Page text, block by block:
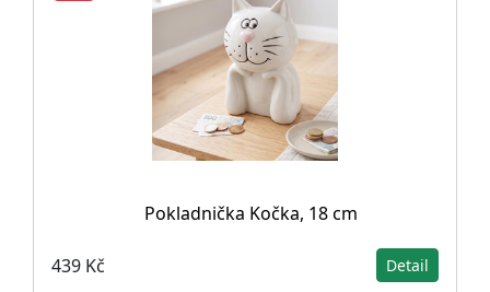
Pokladnička Kočka, 18 cm
439 Kč Detail